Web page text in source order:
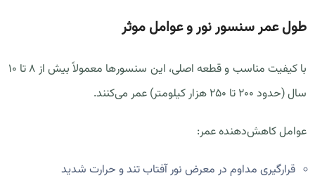
طول عمر سنسور نور و عوامل موثر
با کیفیت مناسب و قطعه اصلی، این سنسور‌ها معمولاً بیش از ۸ تا ۱۰
سال (حدود ۲۰۰ تا ۲۵۰ هزار کیلومتر) عمر می‌کنند.
عوامل کاهش‌دهنده عمر:
قرارگیری مداوم در معرض نور آفتاب تند و حرارت شدید